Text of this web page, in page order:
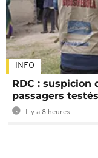
INFO
RDC : suspicion
passagers
Il y a 8 heures